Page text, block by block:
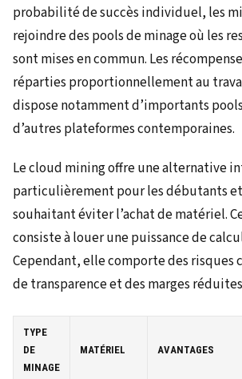
probabilité de succès individuel, les
rejoindre des pools de minage où les
sont mises en commun. Les
réparties proportionnellement au
dispose notamment d’importants
d’autres plateformes contemporaines.
Le cloud mining offre une alternative
particulièrement pour les débutants
souhaitant éviter l’achat de matériel.
consiste à louer une puissance de
Cependant, elle comporte des risques
de transparence et des marges
TYPE
DE
MINAGE
MATÉRIEL AVANTAGES